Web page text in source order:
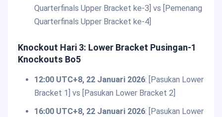
Quarterfinals Upper Bracket ke-3] vs [Pemenang
Quarterfinals Upper Bracket ke-4]
Knockout Hari 3: Lower Bracket Pusingan-1
Knockouts Bo5
12:00 UTC+8, 22 Januari 2026: [Pasukan Lower
Bracket 1] vs [Pasukan Lower Bracket 2]
16:00 UTC+8, 22 Januari 2026: [Pasukan Lower